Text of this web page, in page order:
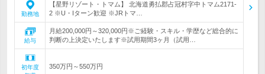
勤務地
【星野リゾート・トマム】 北海道勇払郡占冠村字中トマム2171-
2 ※U・Iターン歓迎 ※JRトマ…
給与
月給200,000円～320,000円※ご経験・スキル・学歴など総合的に
判断の上決定いたします※試用期間3ヶ月（試用…
初年度
350万円～550万円